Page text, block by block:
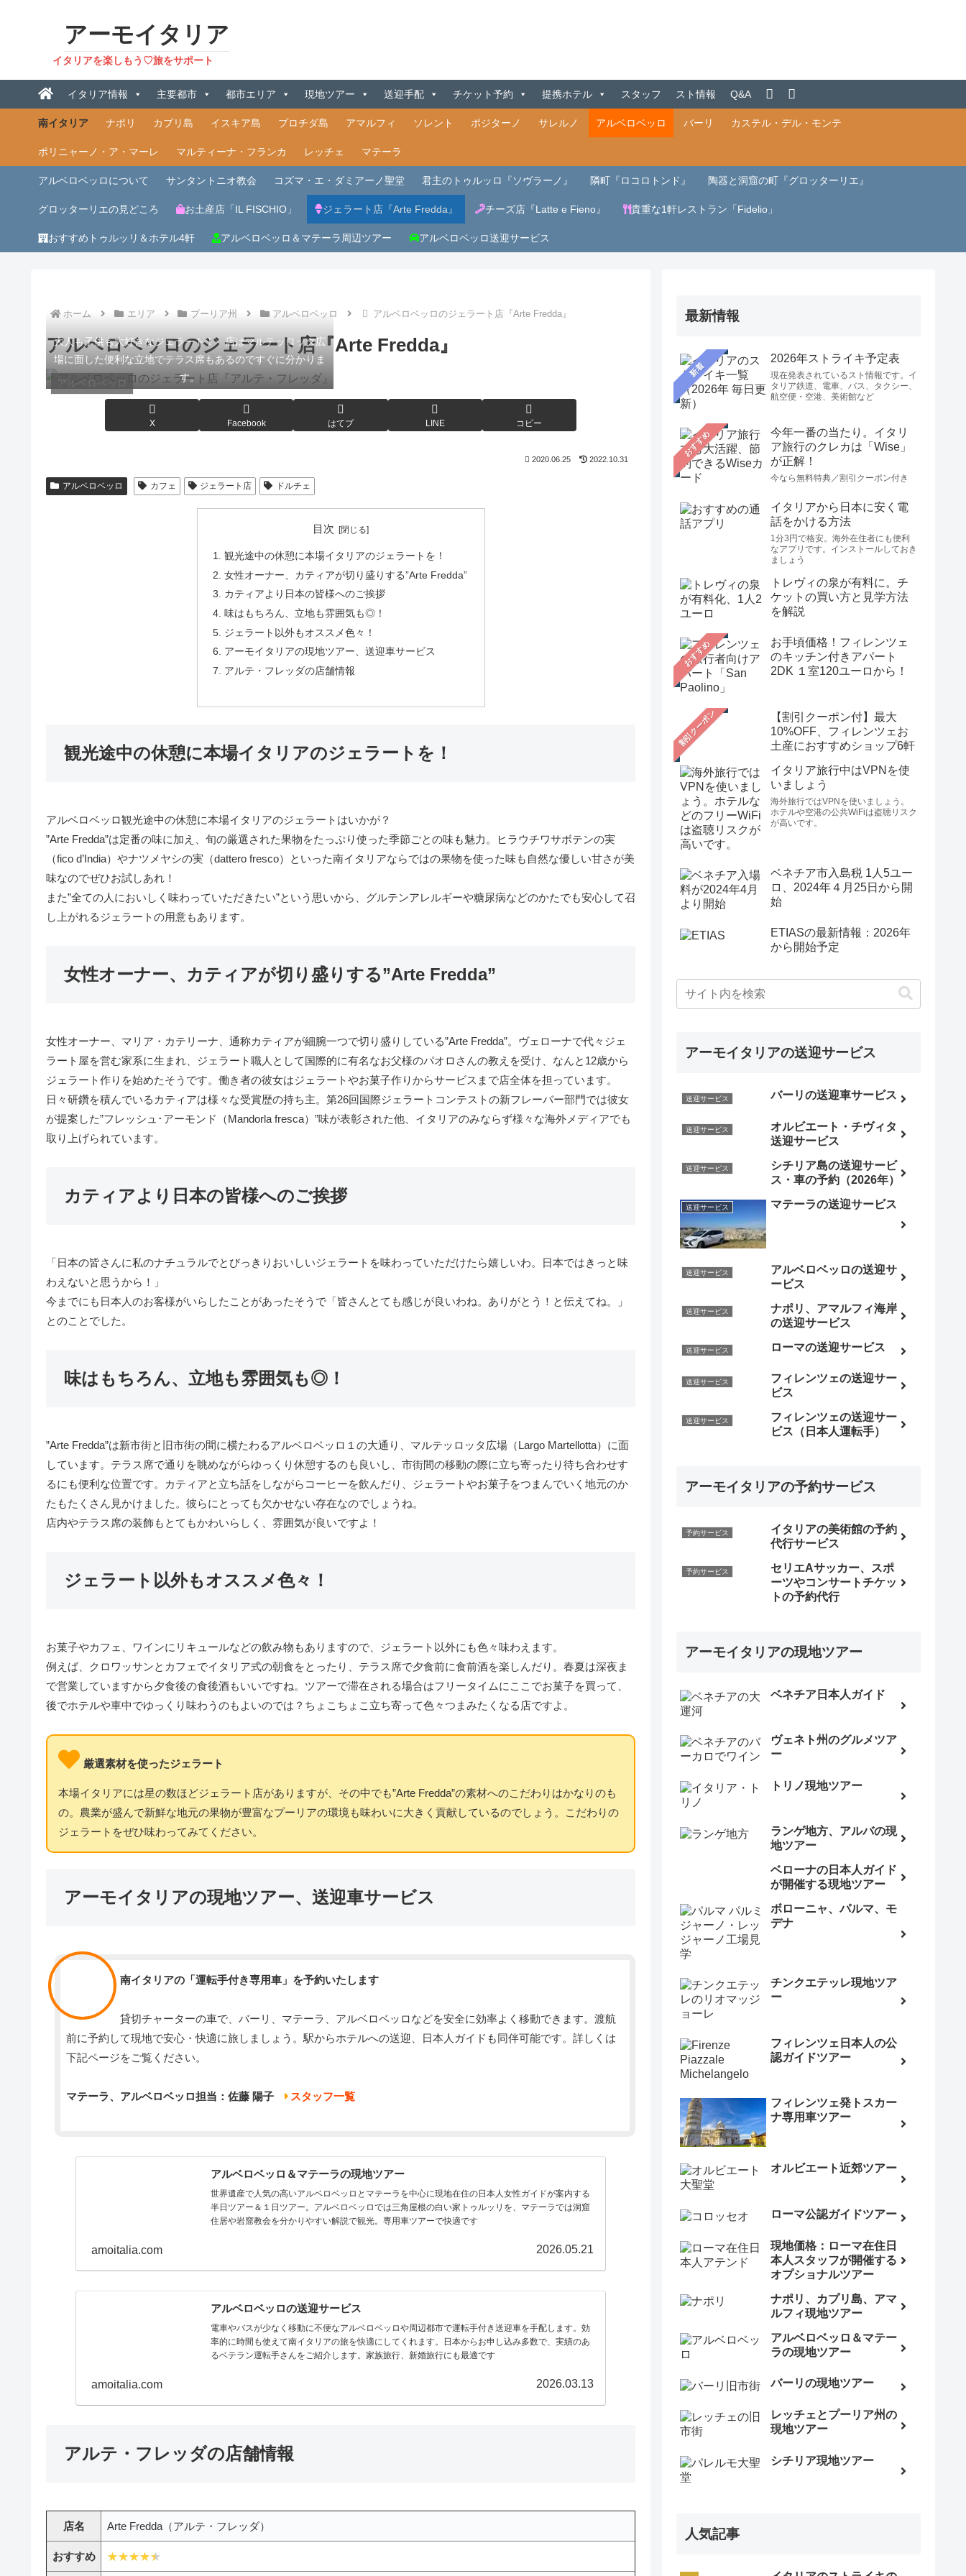
アーモイタリア
イタリアを楽しもう♡旅をサポート
イタリア情報 主要都市 都市エリア 現地ツアー 送迎手配 チケット予約 提携ホテル スタッフ スト情報 Q&A
南イタリア ナポリ カプリ島 イスキア島 プロチダ島 アマルフィ ソレント ポジターノ サレルノ アルベロベッロ バーリ カステル・デル・モンテ
ポリニャーノ・ア・マーレ マルティーナ・フランカ レッチェ マテーラ
アルベロベッロについて サンタントニオ教会 コズマ・エ・ダミアーノ聖堂 君主のトゥルッロ『ソヴラーノ』 隣町『ロコロトンド』 陶器と洞窟の町『グロッターリエ』
グロッターリエの見どころ お土産店「IL FISCHIO」 ジェラート店『Arte Fredda』 チーズ店『Latte e Fieno』 貴重な1軒レストラン「Fidelio」
おすすめトゥルッリ＆ホテル4軒 アルベロベッロ＆マテーラ周辺ツアー アルベロベッロ送迎サービス
ホーム エリア プーリア州 アルベロベッロ アルベロベッロのジェラート店『Arte Fredda』
アルベロベッロのジェラート店『Arte Fredda』
アルベロベッロ
大人も子供も大好きなジェラート！ 店はマルテッロッタ広
場に面した便利な立地でテラス席もあるのですぐに分かりま
す。
X Facebook はてブ LINE コピー
2020.06.25 2022.10.31
アルベロベッロ カフェ ジェラート店 ドルチェ
目次
観光途中の休憩に本場イタリアのジェラートを！
女性オーナー、カティアが切り盛りする”Arte Fredda”
カティアより日本の皆様へのご挨拶
味はもちろん、立地も雰囲気も◎！
ジェラート以外もオススメ色々！
アーモイタリアの現地ツアー、送迎車サービス
アルテ・フレッダの店舗情報
観光途中の休憩に本場イタリアのジェラートを！
アルベロベッロ観光途中の休憩に本場イタリアのジェラートはいかが？
”Arte Fredda”は定番の味に加え、旬の厳選された果物をたっぷり使った季節ごとの味も魅力。ヒラウチワサボテンの実
（fico d’India）やナツメヤシの実（dattero fresco）といった南イタリアならではの果物を使った味も自然な優しい甘さが美
味なのでぜひお試しあれ！
また”全ての人においしく味わっていただきたい”という思いから、グルテンアレルギーや糖尿病などのかたでも安心して召
し上がれるジェラートの用意もあります。
女性オーナー、カティアが切り盛りする”Arte Fredda”
女性オーナー、マリア・カテリーナ、通称カティアが細腕一つで切り盛りしている”Arte Fredda”。ヴェローナで代々ジェ
ラート屋を営む家系に生まれ、ジェラート職人として国際的に有名なお父様のパオロさんの教えを受け、なんと12歳から
ジェラート作りを始めたそうです。働き者の彼女はジェラートやお菓子作りからサービスまで店全体を担っています。
日々研鑽を積んでいるカティアは様々な受賞歴の持ち主。第26回国際ジェラートコンテストの新フレーバー部門では彼女
が提案した”フレッシュ･アーモンド（Mandorla fresca）”味が表彰された他、イタリアのみならず様々な海外メディアでも
取り上げられています。
カティアより日本の皆様へのご挨拶
「日本の皆さんに私のナチュラルでとびっきりおいしいジェラートを味わっていただけたら嬉しいわ。日本ではきっと味
わえないと思うから！」
今までにも日本人のお客様がいらしたことがあったそうで「皆さんとても感じが良いわね。ありがとう！と伝えてね。」
とのことでした。
味はもちろん、立地も雰囲気も◎！
”Arte Fredda”は新市街と旧市街の間に横たわるアルベロベッロ１の大通り、マルテッロッタ広場（Largo Martellotta）に面
しています。テラス席で通りを眺めながらゆっくり休憩するのも良いし、市街間の移動の際に立ち寄ったり待ち合わせす
るにも便利な位置です。カティアと立ち話をしながらコーヒーを飲んだり、ジェラートやお菓子をつまんでいく地元のか
たもたくさん見かけました。彼らにとっても欠かせない存在なのでしょうね。
店内やテラス席の装飾もとてもかわいらしく、雰囲気が良いですよ！
ジェラート以外もオススメ色々！
お菓子やカフェ、ワインにリキュールなどの飲み物もありますので、ジェラート以外にも色々味わえます。
例えば、クロワッサンとカフェでイタリア式の朝食をとったり、テラス席で夕食前に食前酒を楽しんだり。春夏は深夜ま
で営業していますから夕食後の食後酒もいいですね。ツアーで滞在される場合はフリータイムにここでお菓子を買って、
後でホテルや車中でゆっくり味わうのもよいのでは？ちょこちょこ立ち寄って色々つまみたくなる店ですよ。
厳選素材を使ったジェラート
本場イタリアには星の数ほどジェラート店がありますが、その中でも”Arte Fredda”の素材へのこだわりはかなりのも
の。農業が盛んで新鮮な地元の果物が豊富なプーリアの環境も味わいに大きく貢献しているのでしょう。こだわりの
ジェラートをぜひ味わってみてください。
アーモイタリアの現地ツアー、送迎車サービス
南イタリアの「運転手付き専用車」を予約いたします
貸切チャーターの車で、バーリ、マテーラ、アルベロベッロなどを安全に効率よく移動できます。渡航
前に予約して現地で安心・快適に旅しましょう。駅からホテルへの送迎、日本人ガイドも同伴可能です。詳しくは
下記ページをご覧ください。
マテーラ、アルベロベッロ担当：佐藤 陽子 スタッフ一覧
アルベロベッロ＆マテーラの現地ツアー
世界遺産で人気の高いアルベロベッロとマテーラを中心に現地在住の日本人女性ガイドが案内する
半日ツアー＆１日ツアー。アルベロベッロでは三角屋根の白い家トゥルッリを、マテーラでは洞窟
住居や岩窟教会を分かりやすい解説で観光。専用車ツアーで快適です
amoitalia.com 2026.05.21
アルベロベッロの送迎サービス
電車やバスが少なく移動に不便なアルベロベッロや周辺都市で運転手付き送迎車を手配します。効
率的に時間も使えて南イタリアの旅を快適にしてくれます。日本からお申し込み多数で、実績のあ
るベテラン運転手さんをご紹介します。家族旅行、新婚旅行にも最適です
amoitalia.com 2026.03.13
アルテ・フレッダの店舗情報
店名 Arte Fredda（アルテ・フレッダ）
おすすめ
最新情報
新着
2026年ストライキ予定表
現在発表されているスト情報です。イ
タリア鉄道、電車、バス、タクシー、
航空便・空港、美術館など
おすすめ
今年一番の当たり。イタリ
ア旅行のクレカは「Wise」
が正解！
今なら無料特典／割引クーポン付き
イタリアから日本に安く電
話をかける方法
1分3円で格安。海外在住者にも便利
なアプリです。インストールしておき
ましょう
トレヴィの泉が有料に。チ
ケットの買い方と見学方法
を解説
おすすめ
お手頃価格！フィレンツェ
のキッチン付きアパート
2DK １室120ユーロから！
【割引クーポン付】最大
10%OFF、フィレンツェお
土産におすすめショップ6軒
イタリア旅行中はVPNを使
いましょう
海外旅行ではVPNを使いましょう。
ホテルや空港の公共WiFiは盗聴リスク
が高いです。
ベネチア市入島税 1人5ユー
ロ、2024年４月25日から開
始
ETIASの最新情報：2026年
から開始予定
アーモイタリアの送迎サービス
送迎サービス バーリの送迎車サービス
送迎サービス
オルビエート・チヴィタ
送迎サービス
送迎サービス
シチリア島の送迎サービ
ス・車の予約（2026年）
送迎サービス マテーラの送迎サービス
送迎サービス
アルベロベッロの送迎サ
ービス
送迎サービス
ナポリ、アマルフィ海岸
の送迎サービス
送迎サービス ローマの送迎サービス
送迎サービス
フィレンツェの送迎サー
ビス
送迎サービス
フィレンツェの送迎サー
ビス（日本人運転手）
アーモイタリアの予約サービス
予約サービス
イタリアの美術館の予約
代行サービス
予約サービス
セリエAサッカー、スポ
ーツやコンサートチケッ
トの予約代行
アーモイタリアの現地ツアー
ベネチア日本人ガイド
ヴェネト州のグルメツア
ー
トリノ現地ツアー
ランゲ地方、アルバの現
地ツアー
ベローナの日本人ガイド
が開催する現地ツアー
ボローニャ、パルマ、モ
デナ
チンクエテッレ現地ツア
ー
フィレンツェ日本人の公
認ガイドツアー
フィレンツェ発トスカー
ナ専用車ツアー
オルビエート近郊ツアー
ローマ公認ガイドツアー
現地価格：ローマ在住日
本人スタッフが開催する
オプショナルツアー
ナポリ、カプリ島、アマ
ルフィ現地ツアー
アルベロベッロ＆マテー
ラの現地ツアー
バーリの現地ツアー
レッチェとプーリア州の
現地ツアー
シチリア現地ツアー
人気記事